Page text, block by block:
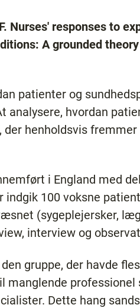
Nurses' responses to
A grounded
patienter og
analysere, hvordan
henholdsvis
i England med
100 voksne
(sygeplejersker,
interview og
gruppe, der havde
manglende
Dette hang